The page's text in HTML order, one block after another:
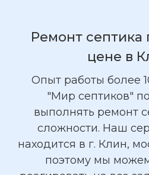
Ремонт септика
цене в
Опыт работы более
"Мир септиков"
выполнять ремонт
сложности. Наш
находится в г. Клин,
поэтому мы